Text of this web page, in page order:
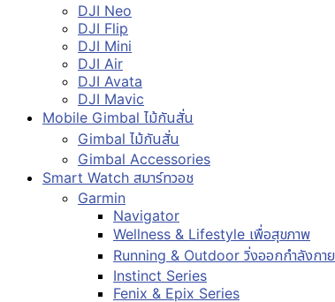
DJI Neo
DJI Flip
DJI Mini
DJI Air
DJI Avata
DJI Mavic
Mobile Gimbal ไม้กันสั่น
Gimbal ไม้กันสั่น
Gimbal Accessories
Smart Watch สมาร์ทวอช
Garmin
Navigator
Wellness & Lifestyle เพื่อสุขภาพ
Running & Outdoor วิ่งออกกำลังกาย
Instinct Series
Fenix & Epix Series